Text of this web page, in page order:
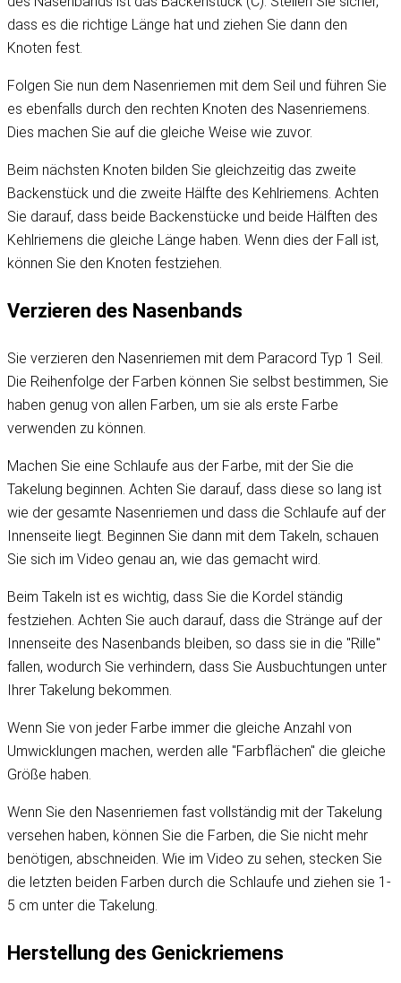
dass es die richtige Länge hat und ziehen Sie dann den
Knoten fest.
Folgen Sie nun dem Nasenriemen mit dem Seil und führen Sie
es ebenfalls durch den rechten Knoten des Nasenriemens.
Dies machen Sie auf die gleiche Weise wie zuvor.
Beim nächsten Knoten bilden Sie gleichzeitig das zweite
Backenstück und die zweite Hälfte des Kehlriemens. Achten
Sie darauf, dass beide Backenstücke und beide Hälften des
Kehlriemens die gleiche Länge haben. Wenn dies der Fall ist,
können Sie den Knoten festziehen.
Verzieren des Nasenbands
Sie verzieren den Nasenriemen mit dem Paracord Typ 1 Seil.
Die Reihenfolge der Farben können Sie selbst bestimmen, Sie
haben genug von allen Farben, um sie als erste Farbe
verwenden zu können.
Machen Sie eine Schlaufe aus der Farbe, mit der Sie die
Takelung beginnen. Achten Sie darauf, dass diese so lang ist
wie der gesamte Nasenriemen und dass die Schlaufe auf der
Innenseite liegt. Beginnen Sie dann mit dem Takeln, schauen
Sie sich im Video genau an, wie das gemacht wird.
Beim Takeln ist es wichtig, dass Sie die Kordel ständig
festziehen. Achten Sie auch darauf, dass die Stränge auf der
Innenseite des Nasenbands bleiben, so dass sie in die "Rille"
fallen, wodurch Sie verhindern, dass Sie Ausbuchtungen unter
Ihrer Takelung bekommen.
Wenn Sie von jeder Farbe immer die gleiche Anzahl von
Umwicklungen machen, werden alle "Farbflächen" die gleiche
Größe haben.
Wenn Sie den Nasenriemen fast vollständig mit der Takelung
versehen haben, können Sie die Farben, die Sie nicht mehr
benötigen, abschneiden. Wie im Video zu sehen, stecken Sie
die letzten beiden Farben durch die Schlaufe und ziehen sie 1-
5 cm unter die Takelung.
Herstellung des Genickriemens